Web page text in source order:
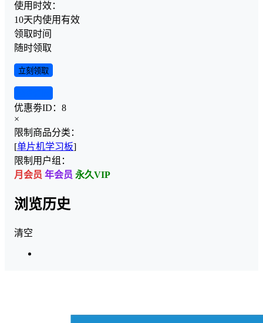
使用时效：
10天内使用有效
领取时间
随时领取
立刻领取
优惠劵ID： 8
×
限制商品分类：
[单片机学习板]
限制用户组：
月会员 年会员 永久VIP
浏览历史
清空